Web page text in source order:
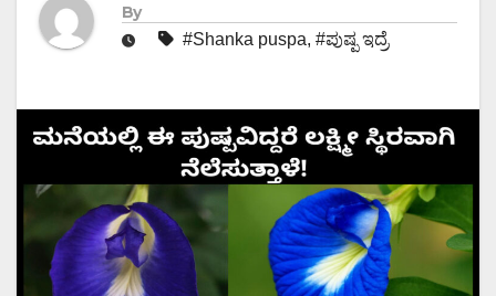
By
#Shanka puspa, #ಪುಷ್ಪ ಇದ್ರೆ